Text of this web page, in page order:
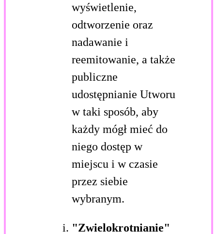
wyświetlenie,
odtworzenie oraz
nadawanie i
reemitowanie, a także
publiczne
udostępnianie Utworu
w taki sposób, aby
każdy mógł mieć do
niego dostęp w
miejscu i w czasie
przez siebie
wybranym.
"Zwielokrotnianie"